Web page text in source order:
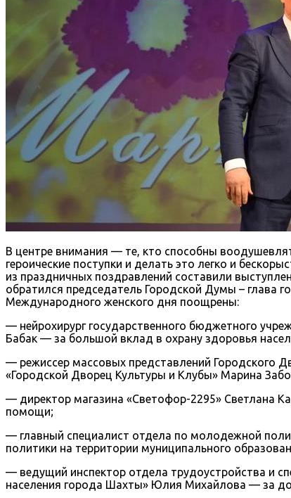
В центре внимания — те, кто способны
героические поступки и делать это легко и
из праздничных поздравлений составили
обратился председатель Городской Думы – глава
Международного женского дня поощрены:
— нейрохирург государственного бюджетного
Бабак — за большой вклад в охрану здоровья
— режиссер массовых представлений Городского
«Городской Дворец Культуры и Клубы» Марина
— директор магазина «Светофор-2295» Светлана
помощи;
— главный специалист отдела по молодежной
политики на территории муниципального
— ведущий инспектор отдела трудоустройства и
населения города Шахты» Юлия Михайлова — за